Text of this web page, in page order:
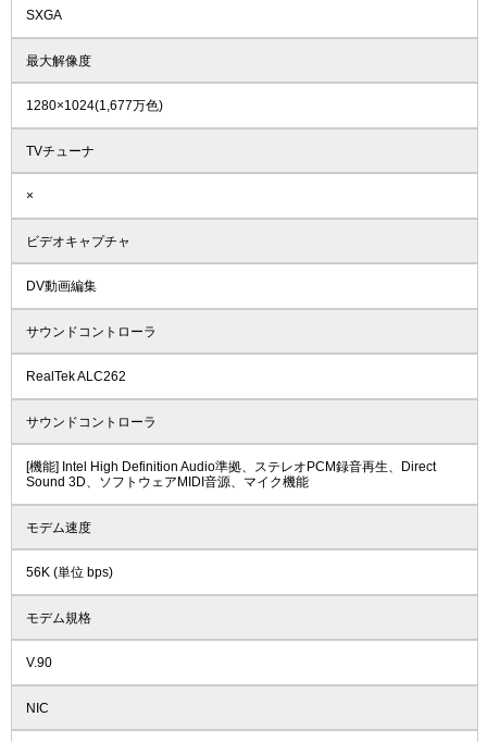
SXGA
最大解像度
1280×1024(1,677万色)
TVチューナ
×
ビデオキャプチャ
DV動画編集
サウンドコントローラ
RealTek ALC262
サウンドコントローラ
[機能] Intel High Definition Audio準拠、ステレオPCM録音再生、Direct
Sound 3D、ソフトウェアMIDI音源、マイク機能
モデム速度
56K (単位 bps)
モデム規格
V.90
NIC